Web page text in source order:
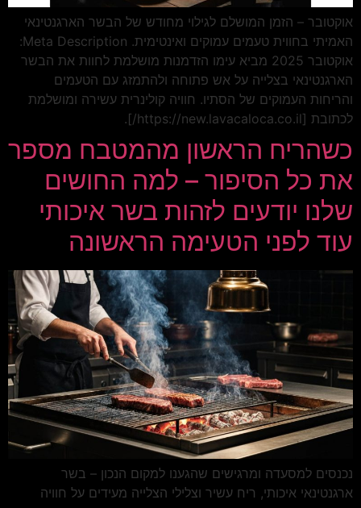
אוקטובר – הזמן המושלם לגילוי מחודש של הבשר הארגנטינאי
האמיתי בחווית טעמים עמוקים ואינטימית. Meta Description:
אוקטובר 2025 מביא עימו הזדמנות מושלמת לחוות את הבשר
הארגנטינאי בצלייה על אש פתוחה ולהתמזג עם הטעמים
והריחות העמוקים של הסתיו. חוויה קולינרית עשירה ומושלמת
לכתובת [https://new.lavacaloca.co.il/].
כשהריח הראשון מהמטבח מספר
את כל הסיפור – למה החושים
שלנו יודעים לזהות בשר איכותי
עוד לפני הטעימה הראשונה
נכנסים למסעדה ומרגישים שהגענו למקום הנכון – בשר
ארגנטינאי איכותי, ריח עשיר וצלילי הצלייה מעידים על חוויה